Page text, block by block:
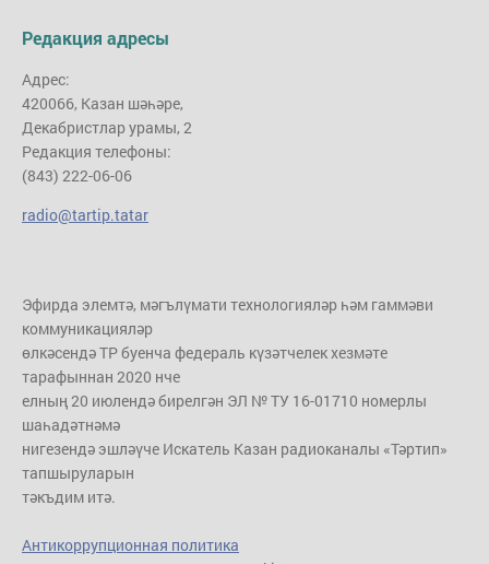
Редакция адресы
Адрес:
420066, Казан шәһәре,
Декабристлар урамы, 2
Редакция телефоны:
(843) 222-06-06
radio@tartip.tatar
Эфирда элемтә, мәгълүмати технологияләр һәм гаммәви
коммуникацияләр
өлкәсендә ТР буенча федераль күзәтчелек хезмәте
тарафыннан 2020 нче
елның 20 июлендә бирелгән ЭЛ № ТУ 16-01710 номерлы
шаһадәтнәмә
нигезендә эшләүче Искатель Казан радиоканалы «Тәртип»
тапшыруларын
тәкъдим итә.
Антикоррупционная политика